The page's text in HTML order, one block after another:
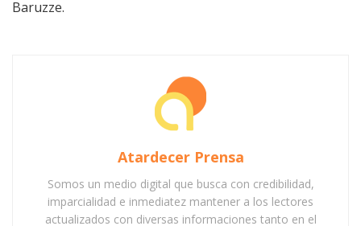
Baruzze.
Atardecer Prensa
Somos un medio digital que busca con credibilidad,
imparcialidad e inmediatez mantener a los lectores
actualizados con diversas informaciones tanto en el